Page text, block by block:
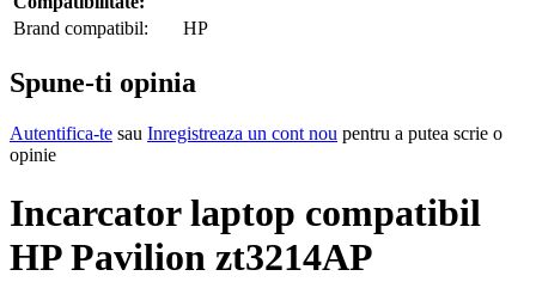
Brand compatibil:
HP
Spune-ti opinia
Autentifica-te sau Inregistreaza un cont nou pentru a putea scrie o
opinie
Incarcator laptop compatibil
HP Pavilion zt3214AP